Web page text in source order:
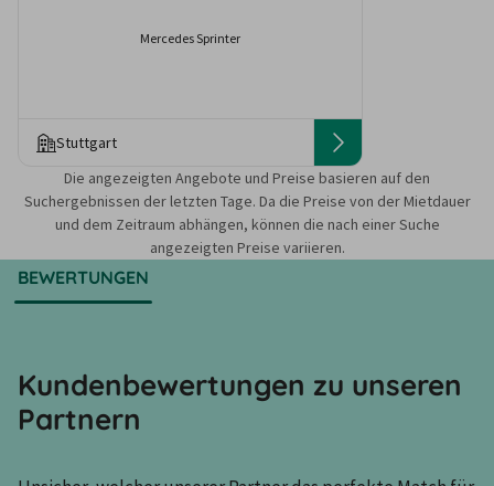
Mercedes Sprinter
Stuttgart
Die angezeigten Angebote und Preise basieren auf den
Suchergebnissen der letzten Tage. Da die Preise von der Mietdauer
und dem Zeitraum abhängen, können die nach einer Suche
angezeigten Preise variieren.
BEWERTUNGEN
Kundenbewertungen zu unseren
Partnern